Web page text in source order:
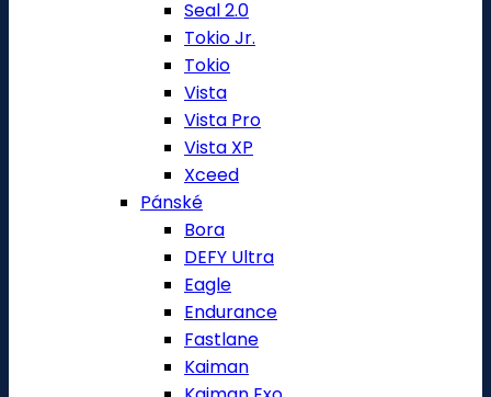
Seal 2.0
Tokio Jr.
Tokio
Vista
Vista Pro
Vista XP
Xceed
Pánské
Bora
DEFY Ultra
Eagle
Endurance
Fastlane
Kaiman